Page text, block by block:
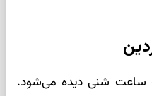
ساعت شنی دیده می‌شود.